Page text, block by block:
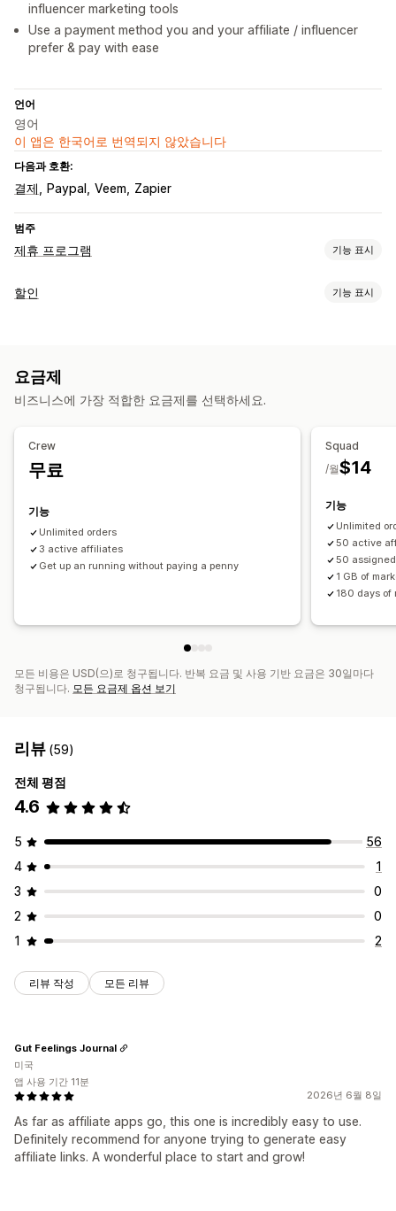
influencer marketing tools
Use a payment method you and your affiliate / influencer
prefer & pay with ease
언어
영어
이 앱은 한국어로 번역되지 않았습니다
다음과 호환:
결제 Paypal Veem Zapier
범주
제휴 프로그램 기능 표시
커미션 옵션
추천 관리
제휴 링크
분석 자동 추적 컬렉션 링크 할인
제휴 경험
사용자 지정 대시보드
브랜드 맞춤 포털
결제
ACH 결제 대량 지급
할인 기능 표시
할인 관리
요금제
비즈니스에 가장 적합한 요금제를 선택하세요.
Crew
무료
기능
Unlimited orders
3 active affiliates
Get up an running without paying a penny
Squad
$14
/월
기능
Unlimited
50 active
50
1 GB of
180 days of
모든 비용은 USD(으)로 청구됩니다. 반복 요금 및 사용 기반 요금은 30일마다
청구됩니다. 모든 요금제 옵션 보기
리뷰 (59)
전체 평점
4.6
5
56
4
1
3
0
2
0
1
2
리뷰 작성 모든 리뷰
2026년 6월 8일
As far as affiliate apps go, this one is incredibly easy to use.
Definitely recommend for anyone trying to generate easy
affiliate links. A wonderful place to start and grow!
Gut Feelings Journal
미국
앱 사용 기간 11분